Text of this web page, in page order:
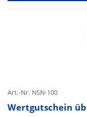
Art.-Nr. NSN-100
Wertgutschein